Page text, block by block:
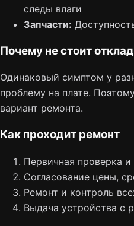
следы влаги
Запчасти:
Почему не стоит
Одинаковый симптом у
проблему на плате.
вариант ремонта.
Как проходит ремонт
Первичная проверка и
Согласование цены,
Ремонт и контроль
Выдача устройства с